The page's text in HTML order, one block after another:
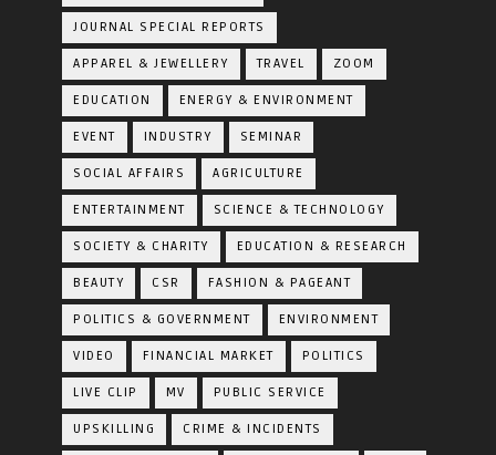
JOURNAL SPECIAL REPORTS
APPAREL & JEWELLERY TRAVEL ZOOM
EDUCATION ENERGY & ENVIRONMENT
EVENT INDUSTRY SEMINAR
SOCIAL AFFAIRS AGRICULTURE
ENTERTAINMENT SCIENCE & TECHNOLOGY
SOCIETY & CHARITY EDUCATION & RESEARCH
BEAUTY CSR FASHION & PAGEANT
POLITICS & GOVERNMENT ENVIRONMENT
VIDEO FINANCIAL MARKET POLITICS
LIVE CLIP MV PUBLIC SERVICE
UPSKILLING CRIME & INCIDENTS